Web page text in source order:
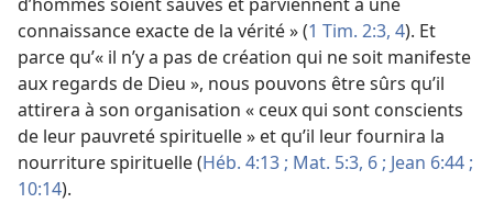
connaissance exacte de la vérité » (1 Tim. 2:3, 4). Et
parce qu’« il n’y a pas de création qui ne soit manifeste
aux regards de Dieu », nous pouvons être sûrs qu’il
attirera à son organisation « ceux qui sont conscients
de leur pauvreté spirituelle » et qu’il leur fournira la
nourriture spirituelle (Héb. 4:13 ; Mat. 5:3, 6 ; Jean 6:44 ;
10:14).